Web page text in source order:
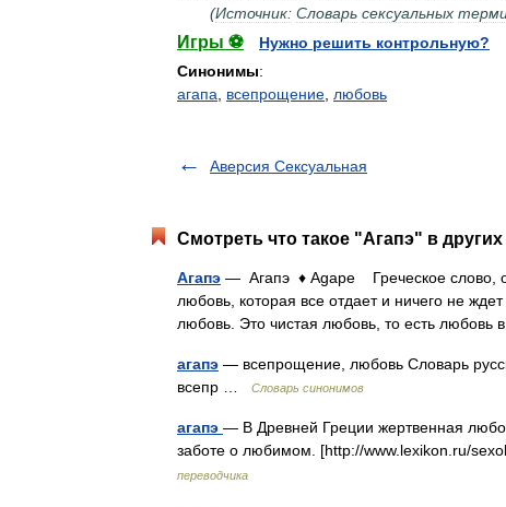
(Источник: Словарь сексуальных
Игры ⚽
Нужно решить контрольную?
Синонимы:
агапа
всепрощение любовь
Аверсия Сексуальная
Смотреть что такое "Агапэ" в
Агапэ — Агапэ ♦ Agape Греческое слово,
любовь, которая все отдает и ничего не
любовь. Это чистая любовь, то есть
агапэ — всепрощение, любовь Словарь
всепр …
Словарь синонимов
агапэ — В Древней Греции жертвенная
заботе о любимом. [http://www.lexikon.ru/
переводчика